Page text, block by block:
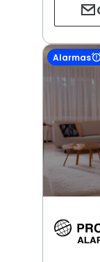
Alarmas